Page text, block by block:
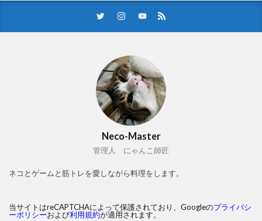
Neco-Master
管理人 にゃんこ師匠
ネコとゲームと筋トレを愛しながら料理をします。
当サイトはreCAPTCHAによって保護されており、Googleのプライバシ
ーポリシーおよび利用規約が適用されます。